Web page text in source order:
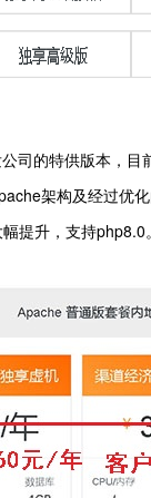
的特供版本，
架构及经过优
提升，支持